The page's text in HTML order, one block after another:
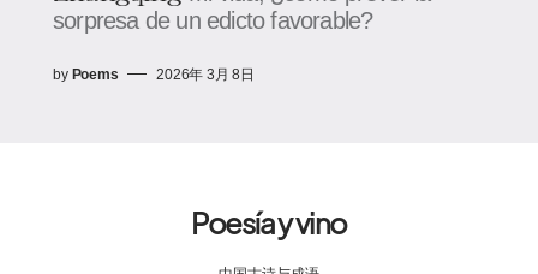
sorpresa de un edicto favorable?
by Poems 2026年 3月 8日
Poesía y vino